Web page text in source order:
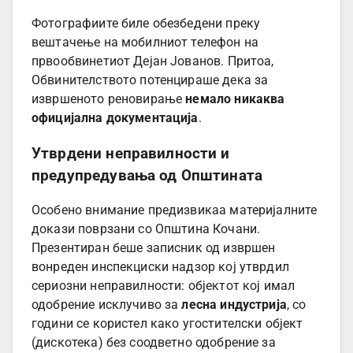
Фотографиите биле обезбедени преку
вештачење на мобилниот телефон на
првообвинетиот Дејан Јованов. Притоа,
Обвинителството потенцираше дека за
извршеното реновирањенемало никаква
официјална документација.
Утврдени неправилности и
предупредувања од Општината
Особено внимание предизвикаа материјалните
докази поврзани со Општина Кочани.
Презентиран беше записник од извршен
вонреден инспекциски надзор кој утврдил
сериозни неправилности: објектот кој имал
одобрение исклучиво залесна индустрија, со
години се користел како угостителски објект
(дискотека) без соодветно одобрение за